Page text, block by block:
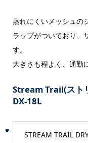
蒸れにくいメッシュの
ラップがついており、
す。
大きさも程よく、通勤
Stream Trail(スト
DX-18L
STREAM TRAIL